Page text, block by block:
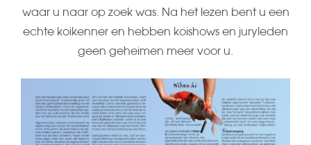
waar u naar op zoek was. Na het lezen bent u een
echte koikenner en hebben koishows en juryleden
geen geheimen meer voor u.